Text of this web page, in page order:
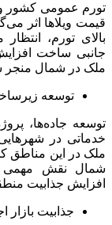
تورم عمومی کشور
قیمت ویلاها اثر
بالای تورم،
جانبی ساخت
ملک در شمال منجر
توسعه
توسعه جاده‌ها،
خدماتی در
ملک در این مناطق
شمال نقش مهمی
افزایش جذابیت
جذابیت بازار